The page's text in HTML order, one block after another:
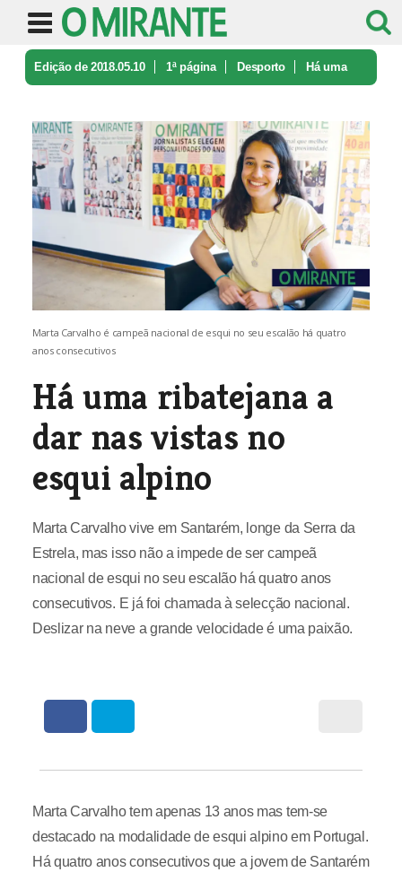
Edição de 2018.05.10 1ª página Desporto Há uma
Marta Carvalho é campeã nacional de esqui no seu escalão há quatro
anos consecutivos
Há uma ribatejana a
dar nas vistas no
esqui alpino
Marta Carvalho vive em Santarém, longe da Serra da
Estrela, mas isso não a impede de ser campeã
nacional de esqui no seu escalão há quatro anos
consecutivos. E já foi chamada à selecção nacional.
Deslizar na neve a grande velocidade é uma paixão.
Marta Carvalho tem apenas 13 anos mas tem-se
destacado na modalidade de esqui alpino em Portugal.
Há quatro anos consecutivos que a jovem de Santarém